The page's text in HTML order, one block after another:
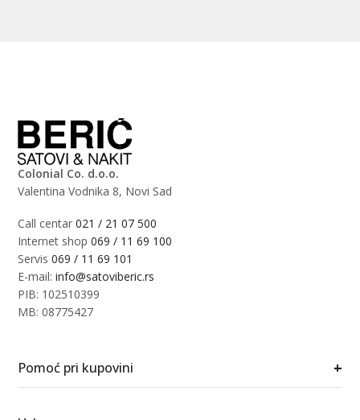
Colonial Co. d.o.o.
Valentina Vodnika 8, Novi Sad
Call centar021 / 21 07 500
Internet shop069 / 11 69 100
Servis069 / 11 69 101
E-mail:info@satoviberic.rs
PIB: 102510399
MB: 08775427
Pomoć pri kupovini +